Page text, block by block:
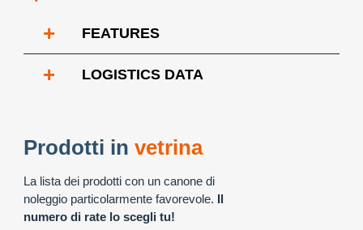
+ FEATURES
+ LOGISTICS DATA
Prodotti in vetrina
La lista dei prodotti con un canone di
noleggio particolarmente favorevole. Il
numero di rate lo scegli tu!